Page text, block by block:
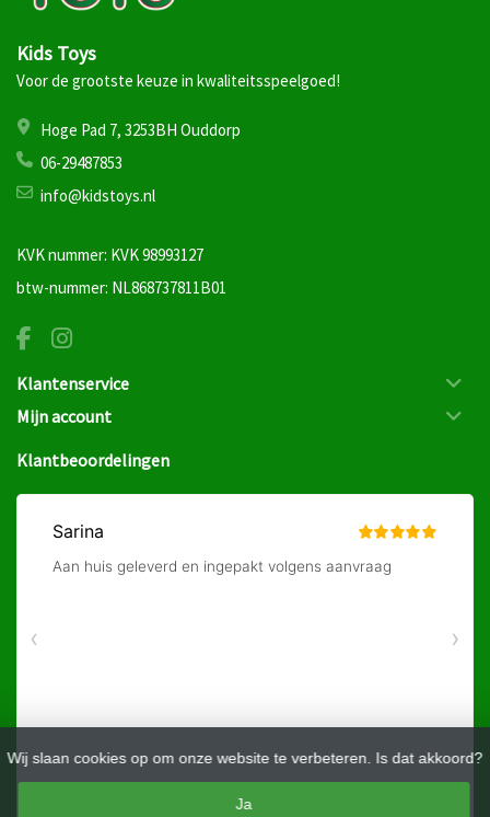
Wij slaan cookies op om onze website te verbeteren. Is dat akkoord?
Ja
Kids Toys
Voor de grootste keuze in kwaliteitsspeelgoed!
Hoge Pad 7, 3253BH Ouddorp
06-29487853
info@kidstoys.nl
KVK nummer: KVK 98993127
btw-nummer: NL868737811B01
Klantenservice
Mijn account
Klantbeoordelingen